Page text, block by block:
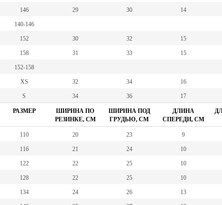
146 29 30 14
140-146
152 30 32 15
158 31 33 15
152-158
XS 32 34 16
S 34 36 17
РАЗМЕР
ШИРИНА ПО
РЕЗИНКЕ, СМ
ШИРИНА ПОД
ГРУДЬЮ, СМ
ДЛИНА
СПЕРЕДИ, СМ
110 20 23 9
116 21 24 10
122 22 25 10
128 22 25 10
134 24 26 13